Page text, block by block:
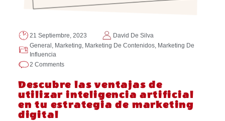
21 Septiembre, 2023
David De Silva
General Marketing Marketing De Contenidos, Marketing De
Influencia
2 Comments
Descubre las ventajas de
utilizar inteligencia artificial
en tu estrategia de marketing
digital